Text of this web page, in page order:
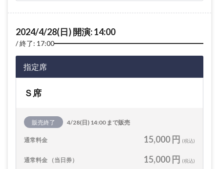
2024/4/28(日) 開演: 14:00
終了: 17:00
指定席
Ｓ席
販売終了 4/28(日) 14:00 まで販売
通常料金 15,000 円 (税込)
通常料金 （当日券） 15,000 円 (税込)